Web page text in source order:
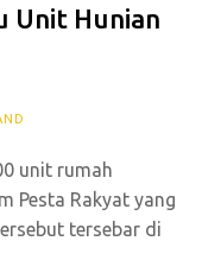
Unit Hunian
unit rumah
Pesta Rakyat yang
tersebar di